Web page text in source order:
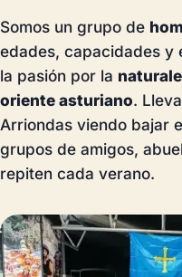
Somos un grupo de
edades, capacidades
la pasión por la
oriente asturiano.
Arriondas viendo bajar
grupos de amigos,
repiten cada verano.